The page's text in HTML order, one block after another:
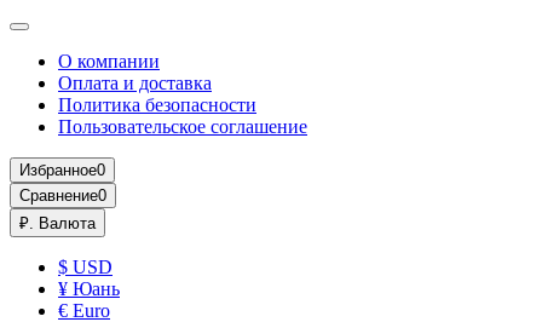
О компании
Оплата и доставка
Политика безопасности
Пользовательское соглашение
Избранное0
Сравнение0
₽. Валюта
$ USD
¥ Юань
€ Euro